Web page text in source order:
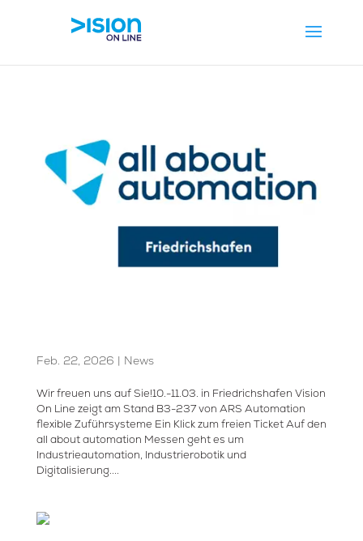
Feb. 22, 2026 | News
Wir freuen uns auf Sie!10.-11.03. in Friedrichshafen Vision
On Line zeigt am Stand B3-237 von ARS Automation
flexible Zuführsysteme Ein Klick zum freien Ticket Auf den
all about automation Messen geht es um
Industrieautomation, Industrierobotik und
Digitalisierung....